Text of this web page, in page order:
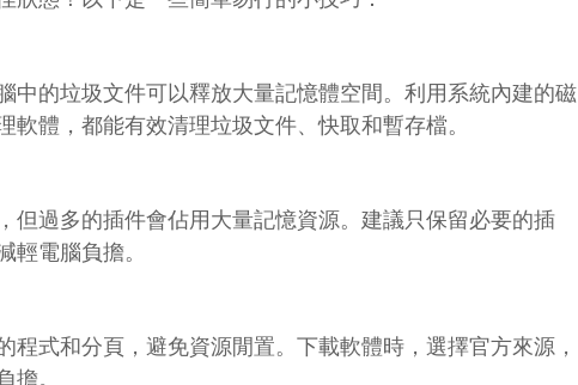
中的垃圾文件可以釋放大量記憶體空間。利用系統內建的磁
體，都能有效清理垃圾文件、快取和暫存檔。
但過多的插件會佔用大量記憶資源。建議只保留必要的插
輕電腦負擔。
程式和分頁，避免資源閒置。下載軟體時，選擇官方來源，